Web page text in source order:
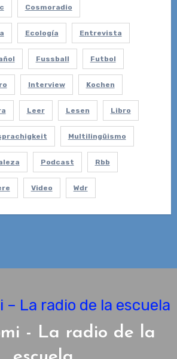
Cosmoradio
Ecología Entrevista
Fussball Futbol
Interview Kochen
Leer Lesen Libro
Multilingüismo
Podcast Rbb
Video Wdr
- La radio de la